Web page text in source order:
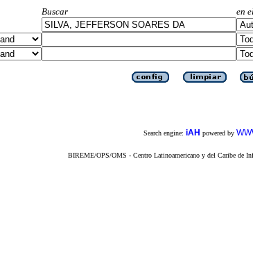
Buscar
en
Search engine: iAH powered by
BIREME/OPS/OMS - Centro Latinoamericano y del Caribe de